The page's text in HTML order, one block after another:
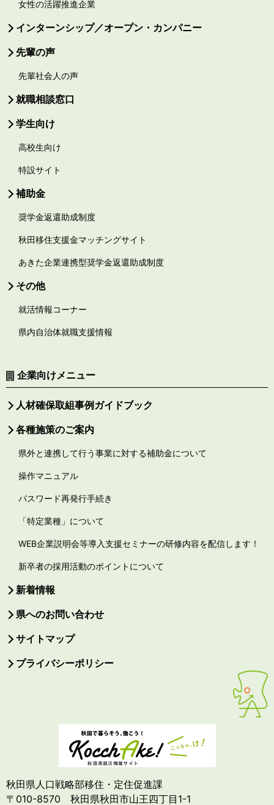
女性の活躍推進企業
インターンシップ／オープン・カンパニー
先輩の声
先輩社会人の声
就職相談窓口
学生向け
高校生向け
特設サイト
補助金
奨学金返還助成制度
秋田移住支援金マッチングサイト
あきた企業連携型奨学金返還助成制度
その他
就活情報コーナー
県内自治体就職支援情報
企業向けメニュー
人材確保取組事例ガイドブック
各種施策のご案内
県外と連携して行う事業に対する補助金について
操作マニュアル
パスワード再発行手続き
「特定業種」について
WEB企業説明会等導入支援セミナーの研修内容を配信します！
新卒者の採用活動のポイントについて
新着情報
県へのお問い合わせ
サイトマップ
プライバシーポリシー
秋田県人口戦略部移住・定住促進課
〒010-8570 秋田県秋田市山王四丁目1-1